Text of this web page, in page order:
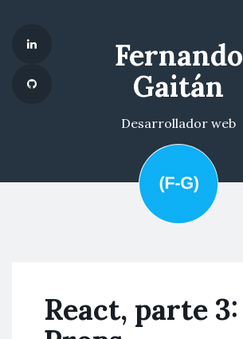
Fernando
Gaitán
Desarrollador web
React, parte 3: